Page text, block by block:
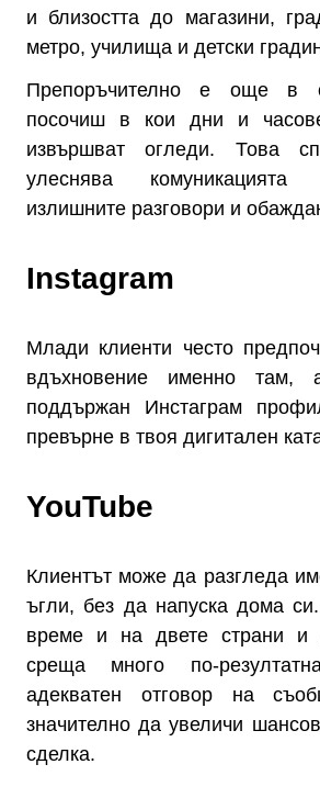
и близостта до магазини,
метро, училища и детски
Препоръчително е още в
посочиш в кои дни и
извършват огледи. Това
улеснява
излишните разговори и
Instagram
Млади клиенти често
вдъхновение именно там,
поддържан Инстаграм
превърне в твоя дигитален
YouTube
Клиентът може да разгледа
ъгли, без да напуска дома
време и на двете страни и
среща много по-
адекватен отговор на
значително да увеличи
сделка.